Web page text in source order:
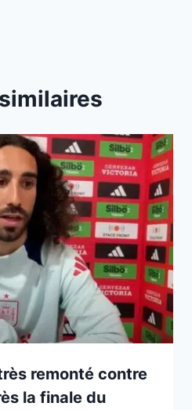
remonté contre
la finale du